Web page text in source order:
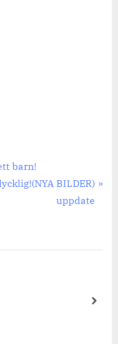
barn!
BILDER)
uppdate
next